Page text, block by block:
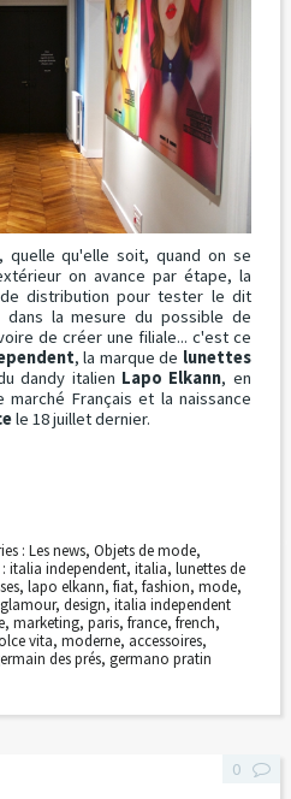
quelle qu'elle soit, quand on se
on avance par étape, la
distribution pour tester le dit
dans la mesure du possible de
de créer une filiale... c'est ce
, la marque de lunettes
dandy italien Lapo Elkann, en
Français et la naissance
le 18 juillet dernier.
: Les news, Objets de mode,
:italia independent,italia,lunettes de
, lapo elkann, fiat, fashion, mode,
glamour, design, italia independent
, marketing, paris, france, french,
vita, moderne, accessoires,
des prés, germano pratin
0